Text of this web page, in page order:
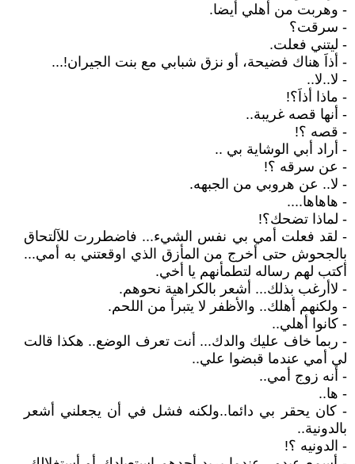
- وهربت من أهلي أيضا.
- سرقت؟
- ليتني فعلت.
- أذاَ هناك فضيحة، أو نزق شبابي مع بنت الجيران!...
- لا..لا..
- ماذا أذاَ؟!
- أنها قصه غريبة..
- قصه ؟!
- أراد أبي الوشاية بي ..
- عن سرقه ؟!
- لا.. عن هروبي من الجبهه.
- هاهاها....
- لماذا تضحك؟!
- لقد فعلت أمي بي نفس الشيء... فاضطررت للآلتحاق
بالجحوش حتى أخرج من المأزق الذي اوقعتني به أمي...
أكتب لهم رساله لتطمأنهم يا أخي.
- لاأرغب بذلك... أشعر بالكراهية نحوهم.
- ولكنهم أهلك.. والأظفر لا يتبرأ من اللحم.
- كانوا أهلي..
- ربما خاف عليك والدك... أنت تعرف الوضع.. هكذا قالت
لي أمي عندما قبضوا علي..
- أنه زوج أمي..
- ها..
- كان يحقر بي دائما..ولكنه فشل في أن يجعلني أشعر
بالدونية..
- الدونيه ؟!